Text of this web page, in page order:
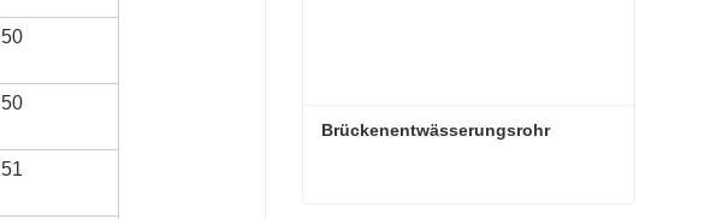
50
50
51
Brückenentwässerungsrohr